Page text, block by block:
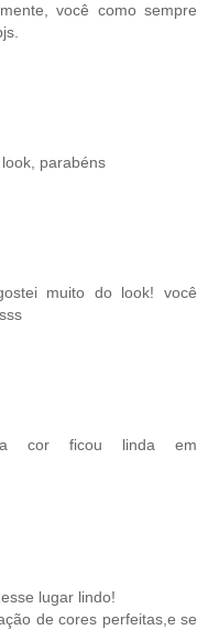
você como sempre
parabéns
muito do look! você
cor ficou linda em
lugar lindo!
de cores perfeitas,e se